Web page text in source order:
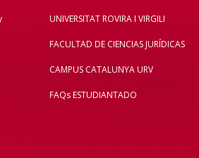
UNIVERSITAT ROVIRA I VIRGILI
FACULTAD DE CIENCIAS JURÍDICAS
CAMPUS CATALUNYA URV
FAQs ESTUDIANTADO